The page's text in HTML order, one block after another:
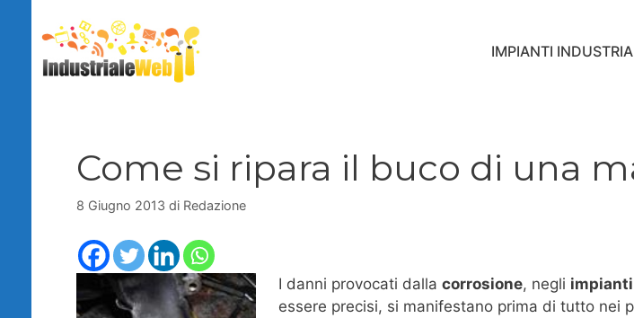
contenuto
IMPIANTI
Come si ripara il buco di una
8 Giugno 2013 di Redazione
I danni provocati dalla corrosione, negli
essere precisi, si manifestano prima di tutto nei